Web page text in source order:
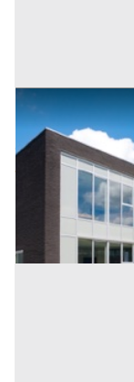
Fabbricati
all'asta a
Conselve
Offerta minima
24.000 €
Codice asta:
06/10/2026